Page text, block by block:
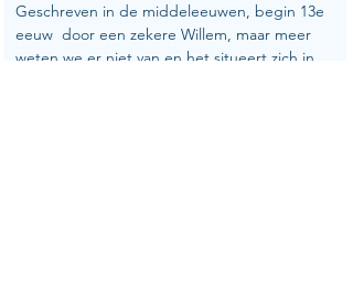
Geschreven in de middeleeuwen, begin 13e
eeuw  door een zekere Willem, maar meer
weten we er niet van en het situeert zich in